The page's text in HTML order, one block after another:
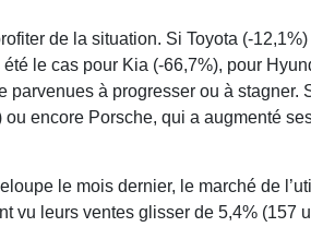
de la situation. Si Toyota (-
le cas pour Kia (-66,7%), pour
parvenues à progresser ou à
ou encore Porsche, qui a augmenté
le mois dernier, le marché de
vu leurs ventes glisser de 5,4%